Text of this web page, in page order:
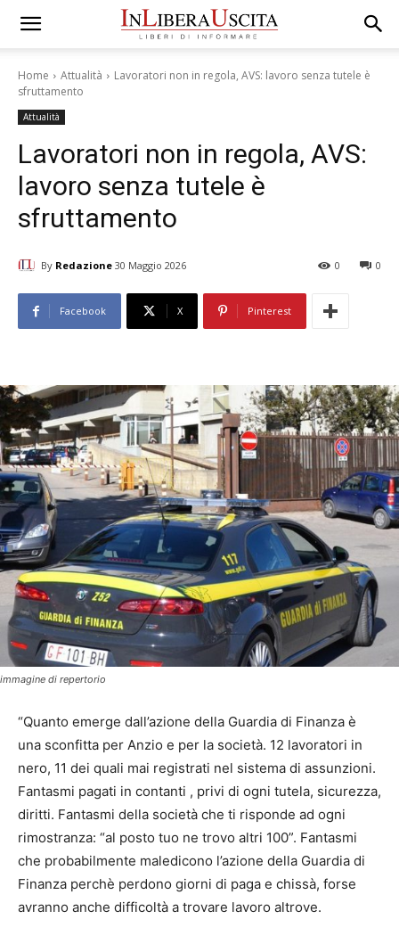
Home Attualità
Lavoratori non in regola, AVS: lavoro senza tutele è
sfruttamento
Attualità
Lavoratori non in regola, AVS:
lavoro senza tutele è
sfruttamento
By Redazione 30 Maggio 2026 0
0
Facebook X Pinterest
immagine di repertorio
“Quanto emerge dall’azione della Guardia di Finanza è
una sconfitta per Anzio e per la società. 12 lavoratori in
nero, 11 dei quali mai registrati nel sistema di assunzioni.
Fantasmi pagati in contanti , privi di ogni tutela, sicurezza,
diritti. Fantasmi della società che ti risponde ad ogni
rimostranza: “al posto tuo ne trovo altri 100”. Fantasmi
che probabilmente maledicono l’azione della Guardia di
Finanza perchè perdono giorni di paga e chissà, forse
avranno anche difficoltà a trovare lavoro altrove.